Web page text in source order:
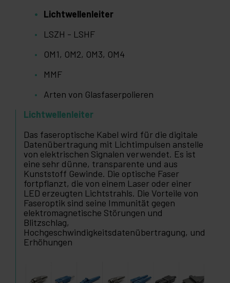
Lichtwellenleiter
LSZH - LSHF
OM1, OM2, OM3, OM4
MMF
Arten von Glasfaserpolieren
Lichtwellenleiter
Das faseroptische Kabel wird für die digitale
Datenübertragung mit Lichtimpulsen anstelle
von elektrischen Signalen verwendet. Es ist
eine sehr dünne, transparente und aus
Kunststoff Gewinde. Die optische Faser
fortpflanzt, die von einem Laser oder einer
LED erzeugten Lichtstrahls. Die Vorteile von
Faseroptik sind seine Immunität gegen
elektromagnetische Störungen und
Blitzschlag,
Hochgeschwindigkeitsdatenübertragung, und
Erhöhungen